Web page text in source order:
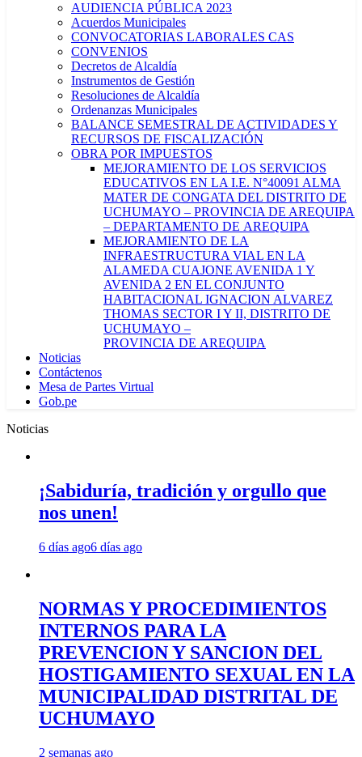
AUDIENCIA PÚBLICA 2023
Acuerdos Municipales
CONVOCATORIAS LABORALES CAS
CONVENIOS
Decretos de Alcaldía
Instrumentos de Gestión
Resoluciones de Alcaldía
Ordenanzas Municipales
BALANCE SEMESTRAL DE ACTIVIDADES Y
RECURSOS DE FISCALIZACIÓN
OBRA POR IMPUESTOS
MEJORAMIENTO DE LOS SERVICIOS
EDUCATIVOS EN LA I.E. N°40091 ALMA
MATER DE CONGATA DEL DISTRITO DE
UCHUMAYO – PROVINCIA DE AREQUIPA
– DEPARTAMENTO DE AREQUIPA
MEJORAMIENTO DE LA
INFRAESTRUCTURA VIAL EN LA
ALAMEDA CUAJONE AVENIDA 1 Y
AVENIDA 2 EN EL CONJUNTO
HABITACIONAL IGNACION ALVAREZ
THOMAS SECTOR I Y II, DISTRITO DE
UCHUMAYO –
PROVINCIA DE AREQUIPA
Noticias
Contáctenos
Mesa de Partes Virtual
Gob.pe
Noticias
¡Sabiduría, tradición y orgullo que
nos unen!
6 días ago6 días ago
NORMAS Y PROCEDIMIENTOS
INTERNOS PARA LA
PREVENCION Y SANCION DEL
HOSTIGAMIENTO SEXUAL EN LA
MUNICIPALIDAD DISTRITAL DE
UCHUMAYO
2 semanas ago